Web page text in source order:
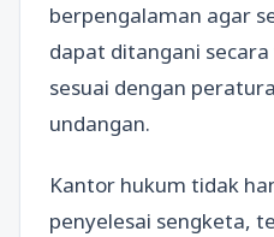
berpengalaman agar
dapat ditangani
sesuai dengan
undangan.
Kantor hukum tidak
penyelesai sengketa,